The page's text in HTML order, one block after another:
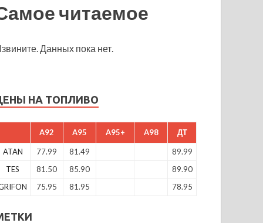
читаемое
Данных пока нет.
НА ТОПЛИВО
A92 A95 A95+ A98 ДТ
ATAN 77.99 81.49
89.99
TES
81.50 85.90
89.90
75.95 81.95 78.95